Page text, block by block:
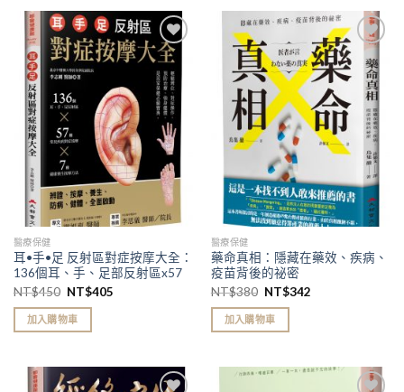
加入
「願
望清
單」
醫療保健
耳•手•足 反射區對症按摩大全：
136個耳、手、足部反射區x57
種常見疾病對症按摩x7種健康養
生按摩方（三版）
NT$450 NT$405
加入購物車
加入
「願
望清
單」
醫療保健
藥命真相：隱藏在藥效、疾病、
疫苗背後的祕密
NT$380 NT$342
加入購物車